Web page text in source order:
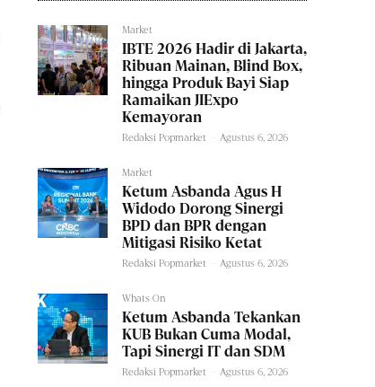
Market
IBTE 2026 Hadir di Jakarta,
Ribuan Mainan, Blind Box,
hingga Produk Bayi Siap
Ramaikan JIExpo
Kemayoran
Redaksi Popmarket Agustus 6, 2026
Market
Ketum Asbanda Agus H
Widodo Dorong Sinergi
BPD dan BPR dengan
Mitigasi Risiko Ketat
Redaksi Popmarket Agustus 6, 2026
Whats On
Ketum Asbanda Tekankan
KUB Bukan Cuma Modal,
Tapi Sinergi IT dan SDM
Redaksi Popmarket Agustus 6, 2026